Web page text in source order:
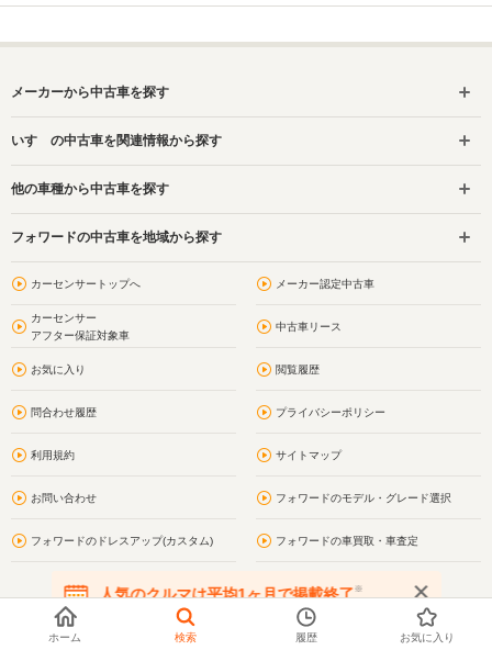
メーカーから中古車を探す
いすゞの中古車を関連情報から探す
他の車種から中古車を探す
フォワードの中古車を地域から探す
カーセンサートップへ メーカー認定中古車
カーセンサー
アフター保証対象車
中古車リース
お気に入り 閲覧履歴
問合わせ履歴 プライバシーポリシー
利用規約 サイトマップ
お問い合わせ フォワードのモデル・グレード選択
フォワードのドレスアップ(カスタム) フォワードの車買取・車査定
人気のクルマは平均1ヶ月で掲載終了※
在庫が無くなる前にお問い合わせください
ホーム 検索 履歴 お気に入り